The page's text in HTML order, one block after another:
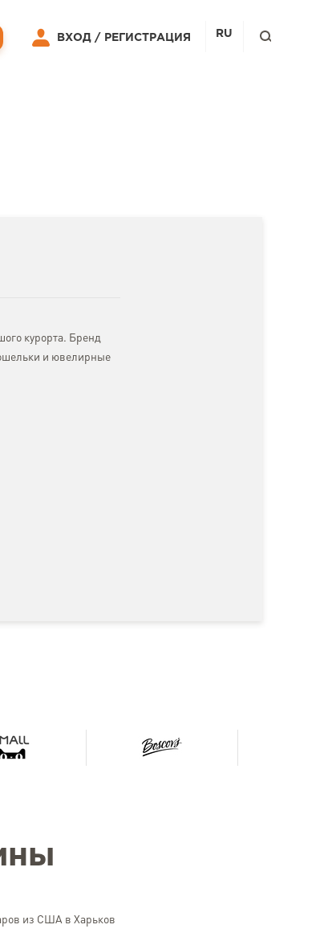
курорта. Бренд
и ювелирные
из США в Харьков
ВХОД / РЕГИСТРАЦИЯ RU